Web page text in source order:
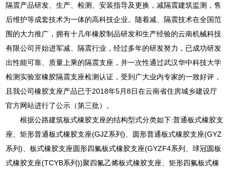
隔震产品研发、生产、检测、安装指导及更换，减隔震建筑监测，售
后维护等成套技术为一体的高科技企业。随着减、隔震技术在全国范
围的大力推广，拥有十几年橡胶制品研发和生产经验的云南机械科技
有限公司开始进军减、隔震行业，经过多年的研发努力，已成功研发
出性能可靠、质量上乘的隔震支座，并一次性通过武汉华中科技大学
检测实验室橡胶隔震支座检测认证，受到广大业内专家的一致好评，
且我公司橡胶支座产品已于2018年5月8日在云南省住房城乡建设厅
官方网站进行了公示（第三批）。
根据公路建筑板式橡胶支座的结构型式分类如下:普通板式橡胶支
座、矩形普通板式橡胶支座(GJZ系列)、圆形普通板式橡胶支座(GYZ
系列)、板式橡胶支座圆形四氟板式橡胶支座(GYZF4系列、球冠圆板
式橡胶支座(TCYB系列))聚四氟乙烯板式橡胶支座、矩形四氟板式橡